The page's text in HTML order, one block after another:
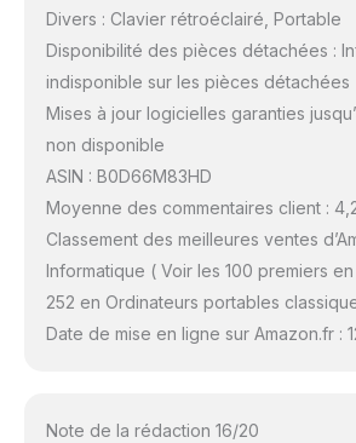
Divers : Clavier rétroéclairé, Portable
Disponibilité des pièces détachées :
indisponible sur les pièces détachées
Mises à jour logicielles garanties
non disponible
ASIN : B0D66M83HD
Moyenne des commentaires client :
Classement des meilleures ventes
Informatique ( Voir les 100 premiers
252 en Ordinateurs portables
Date de mise en ligne sur Amazon.fr :
Note de la rédaction 16/20